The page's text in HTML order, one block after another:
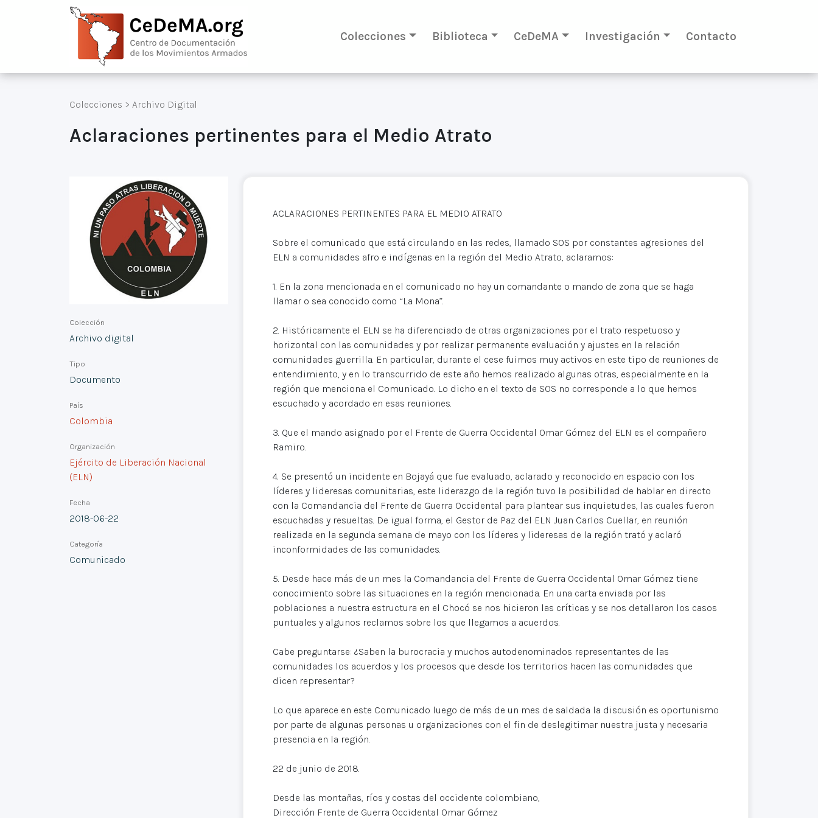
Colecciones Biblioteca CeDeMA Investigación Contacto
Colecciones > Archivo Digital
Aclaraciones pertinentes para el Medio Atrato
Colección
Archivo digital
Tipo
Documento
País
Colombia
Organización
Ejército de Liberación Nacional
(ELN)
Fecha
2018-06-22
Categoría
Comunicado
ACLARACIONES PERTINENTES PARA EL MEDIO ATRATO
Sobre el comunicado que está circulando en las redes, llamado SOS por constantes agresiones del
ELN a comunidades afro e indígenas en la región del Medio Atrato, aclaramos:
1. En la zona mencionada en el comunicado no hay un comandante o mando de zona que se haga
llamar o sea conocido como “La Mona”.
2. Históricamente el ELN se ha diferenciado de otras organizaciones por el trato respetuoso y
horizontal con las comunidades y por realizar permanente evaluación y ajustes en la relación
comunidades guerrilla. En particular, durante el cese fuimos muy activos en este tipo de reuniones de
entendimiento, y en lo transcurrido de este año hemos realizado algunas otras, especialmente en la
región que menciona el Comunicado. Lo dicho en el texto de SOS no corresponde a lo que hemos
escuchado y acordado en esas reuniones.
3. Que el mando asignado por el Frente de Guerra Occidental Omar Gómez del ELN es el compañero
Ramiro.
4. Se presentó un incidente en Bojayá que fue evaluado, aclarado y reconocido en espacio con los
líderes y lideresas comunitarias, este liderazgo de la región tuvo la posibilidad de hablar en directo
con la Comandancia del Frente de Guerra Occidental para plantear sus inquietudes, las cuales fueron
escuchadas y resueltas. De igual forma, el Gestor de Paz del ELN Juan Carlos Cuellar, en reunión
realizada en la segunda semana de mayo con los líderes y lideresas de la región trató y aclaró
inconformidades de las comunidades.
5. Desde hace más de un mes la Comandancia del Frente de Guerra Occidental Omar Gómez tiene
conocimiento sobre las situaciones en la región mencionada. En una carta enviada por las
poblaciones a nuestra estructura en el Chocó se nos hicieron las críticas y se nos detallaron los casos
puntuales y algunos reclamos sobre los que llegamos a acuerdos.
Cabe preguntarse: ¿Saben la burocracia y muchos autodenominados representantes de las
comunidades los acuerdos y los procesos que desde los territorios hacen las comunidades que
dicen representar?
Lo que aparece en este Comunicado luego de más de un mes de saldada la discusión es oportunismo
por parte de algunas personas u organizaciones con el fin de deslegitimar nuestra justa y necesaria
presencia en la región.
22 de junio de 2018.
Desde las montañas, ríos y costas del occidente colombiano,
Dirección Frente de Guerra Occidental Omar Gómez